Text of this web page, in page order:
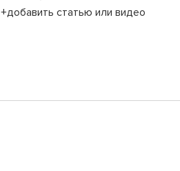
+добавить статью или видео